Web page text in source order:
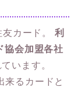
カード。 利
協会加盟各社
います。
来るカードと